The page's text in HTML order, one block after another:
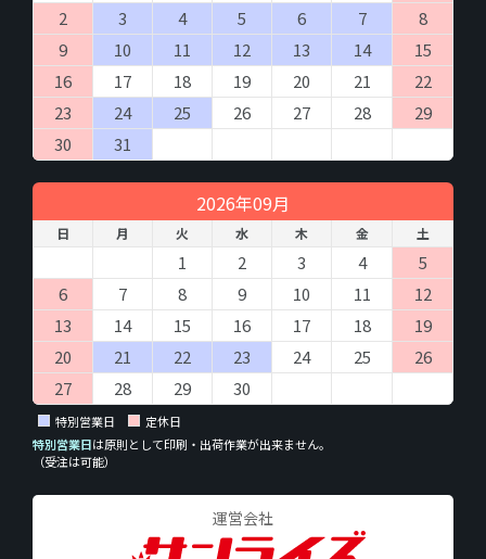
開示等に応ずる窓口は、「
開示の手続き 」をご覧下さい。
（７）個人情報を入力するにあたっての注意事項
商品、サービス提供のお取引に必要な情報を入力していただきま
す。必ず全ての項目を正しく入力してください。不備があった場
合、ご注文のお取引、配送やそ の他の連絡がうまくできない場合
があります。
なお入力していただきました電子メールアドレスや電話番号に問
い合わせいただきました商品、または弊社サービスのご案内をさ
せていただくことがあります。
（８）本人が容易に認識できない方法による個人情報
の取得
クッキーやウェブビーコン等を用いるなどして、本人が容易に認
識できない方法による個人情報の取得は行っておりません。
（９）個人情報の安全管理措置について
取得した個人情報については、漏洩、減失またはき損の防止と是
正、その他個人情報の安全管理のために必要かつ適切な措置を講
じます。
お問合せへの回答後、取得した個人情報は当社において削除致し
ます。
（１０）個人情報の任意性について
2
3 4 5 6 7
8
9
10 11 12 13 14
15
16
17 18 19 20 21
22
23
24 25 26 27 28
29
30
31
2026年09月
日 月 火 水 木 金 土
1 2 3 4
5
6
7 8 9 10 11
12
13
14 15 16 17 18
19
20
21 22 23 24 25
26
27
28 29 30
特別営業日
定休日
特別営業日は原則として印刷・出荷作業が出来ません。
（受注は可能）
運営会社